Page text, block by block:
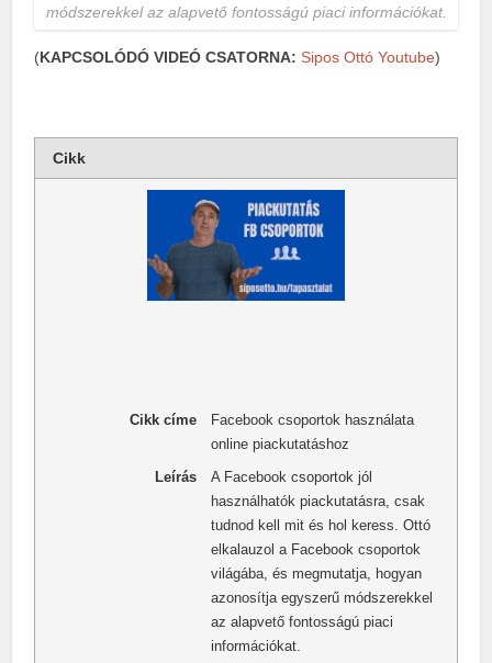
módszerekkel az alapvető fontosságú piaci információkat.
(KAPCSOLÓDÓ VIDEÓ CSATORNA:Sipos Ottó Youtube)
Cikk
Cikk címe
Facebook csoportok használata
online piackutatáshoz
Leírás
A Facebook csoportok jól
használhatók piackutatásra, csak
tudnod kell mit és hol keress. Ottó
elkalauzol a Facebook csoportok
világába, és megmutatja, hogyan
azonosítja egyszerű módszerekkel
az alapvető fontosságú piaci
információkat.